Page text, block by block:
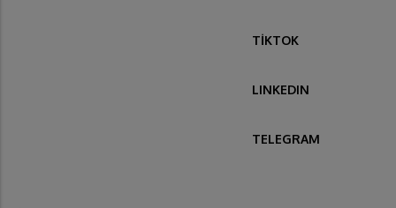
TİKTOK
LINKEDIN
TELEGRAM